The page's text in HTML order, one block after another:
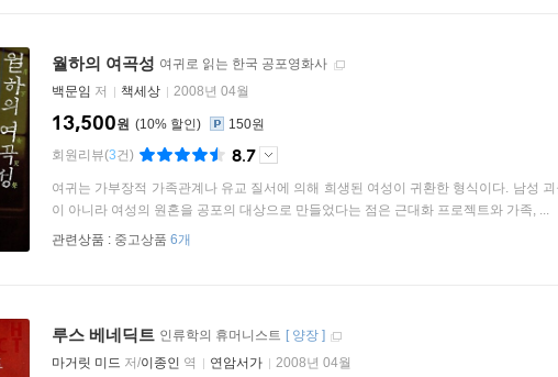
월하의 여곡성 여귀로 읽는 한국 공포영화사
백문임 저 책세상 2008년 04월
10%
13,500원
150원
회원리뷰(3건) 8.7
여귀는 가부장적 가족관계나 유교 질서에 의해 희생된 여성이 귀환한 형식이다. 남성
이 아니라 여성의 원혼을 공포의 대상으로 만들었다는 점은 근대화 프로젝트와 가족, ...
관련상품 : 중고상품 6개
루스 베네딕트 인류학의 휴머니스트 [ 양장 ]
마거릿 미드 저/이종인 역 연암서가 2008년 04월